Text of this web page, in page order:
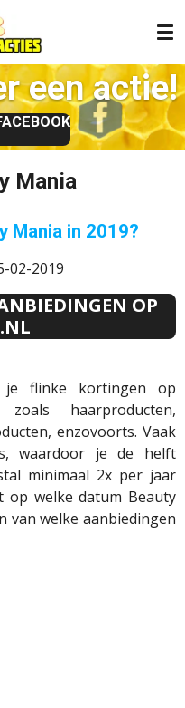
een actie!
Mania
Mania in 2019?
02-2019
OP
je flinke kortingen op
zoals haarproducten,
enzovoorts. Vaak
waardoor je de helft
minimaal 2x per jaar
op welke datum Beauty
van welke aanbiedingen